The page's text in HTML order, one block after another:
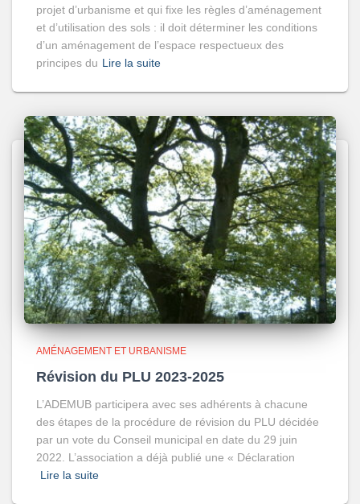
projet d’urbanisme et qui fixe les règles d’aménagement
et d’utilisation des sols : il doit déterminer les conditions
d’un aménagement de l’espace respectueux des
principes du Lire la suite
AMÉNAGEMENT ET URBANISME
Révision du PLU 2023-2025
L’ADEMUB participera avec ses adhérents à chacune
des étapes de la procédure de révision du PLU décidée
par un vote du Conseil municipal en date du 29 juin
2022. L’association a déjà publié une « Déclaration
Lire la suite